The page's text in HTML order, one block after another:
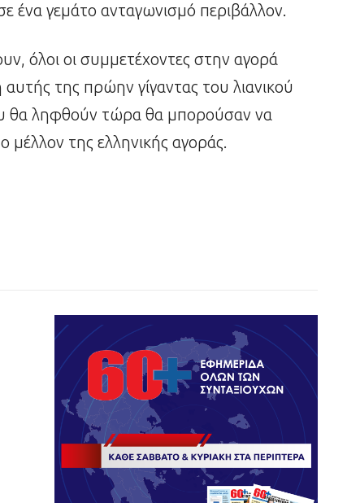
ένα γεμάτο ανταγωνισμό περιβάλλον.
όλοι οι συμμετέχοντες στην αγορά
της πρώην γίγαντας του λιανικού
θα ληφθούν τώρα θα μπορούσαν να
μέλλον της ελληνικής αγοράς.